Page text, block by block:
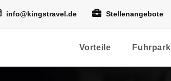
info@kingstravel.de Stellenangebote
Vorteile Fuhrpark